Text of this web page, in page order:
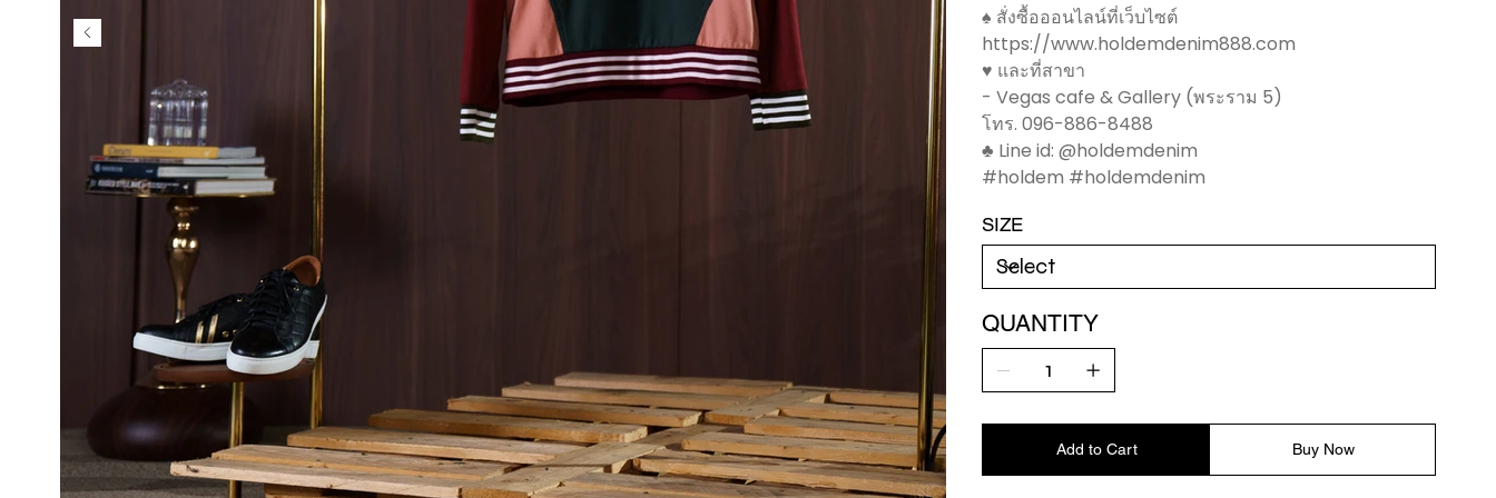
♠️ สั่งซื้อออนไลน์ที่เว็บไซต์
https://www.holdemdenim888.com
♥️ และที่สาขา
- Vegas cafe & Gallery (พระราม 5)
โทร. 096-886-8488
♣️ Line id: @holdemdenim
#holdem #holdemdenim
SIZE
QUANTITY
Add to Cart Buy Now